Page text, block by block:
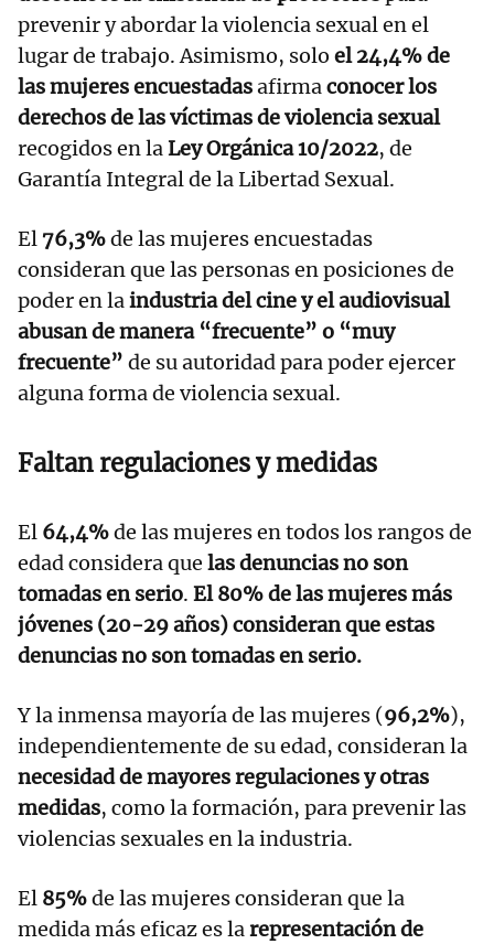
prevenir y abordar la violencia sexual en el
lugar de trabajo. Asimismo, solo el 24,4% de
las mujeres encuestadasafirmaconocer los
derechos de las víctimas de violencia sexual
recogidos en laLey Orgánica 10/2022, de
Garantía Integral de la Libertad Sexual.
El 76,3%de las mujeres encuestadas
consideran que las personas en posiciones de
poder en laindustria del cine y el audiovisual
abusan de manera “frecuente” o “muy
frecuente” de su autoridad para poder ejercer
alguna forma de violencia sexual.
Faltan regulaciones y medidas
El 64,4%de las mujeres en todos los rangos de
edad considera que las denuncias no son
tomadas en serio. El 80% de las mujeres más
jóvenes (20-29 años) consideran que estas
denuncias no son tomadas en serio.
Y la inmensa mayoría de las mujeres (96,2%),
independientemente de su edad, consideran la
necesidad de mayores regulaciones y otras
medidas, como la formación, para prevenir las
violencias sexuales en la industria.
El 85%de las mujeres consideran que la
medida más eficaz es larepresentación de